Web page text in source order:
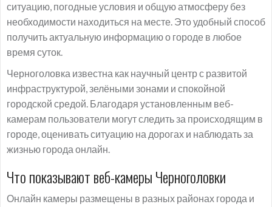
ситуацию, погодные условия и общую атмосферу без
необходимости находиться на месте. Это удобный способ
получить актуальную информацию о городе в любое
время суток.
Черноголовка известна как научный центр с развитой
инфраструктурой, зелёными зонами и спокойной
городской средой. Благодаря установленным веб-
камерам пользователи могут следить за происходящим в
городе, оценивать ситуацию на дорогах и наблюдать за
жизнью города онлайн.
Что показывают веб-камеры Черноголовки
Онлайн камеры размещены в разных районах города и